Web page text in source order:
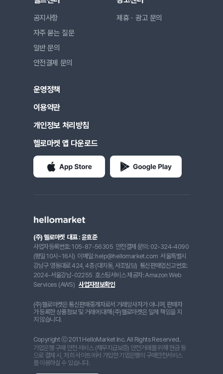
공지사항
자주 묻는 질문
일반 문의
안전결제 문의
제휴ㆍ광고 문의
운영정책
이용약관
개인정보 처리방침
헬로마켓 앱 다운로드
(주) 헬로마켓 대표 : 윤효준
사업자등록번호: 105-87-56305 안전결제 문의: 02-324-4090
(평일 10시~16시) 이메일: help@hellomarket.com 서울특별시
강남구 영동대로 424, 4층 (대치동, 사조빌딩) 통신판매업신고번호:
2024-서울강남-02255 호스팅서비스 제공자: Amazon Web
Services (AWS) 사업자정보확인
(주)헬로마켓은 통신판매중개자로서 거래당사자가 아니며, 판매자
가 등록한 상품정보 및 거래에 대해 (주)헬로마켓은 일체 책임을 지
지 않습니다.
Copyright ⓒ 2011 HelloMarket Inc. All Rights Reserved.
기업은행 구매 안전 서비스 (채무지급보증) 안전거래를 위해 현금 등
으로 결제 시, 저희 사이트에서 가입한 기업은행의 구매안전서비스
를 이용하실 수 있습니다.